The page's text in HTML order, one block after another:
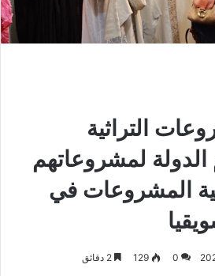
التراثية
لمشروعاتهم
المشروعات في
0
129